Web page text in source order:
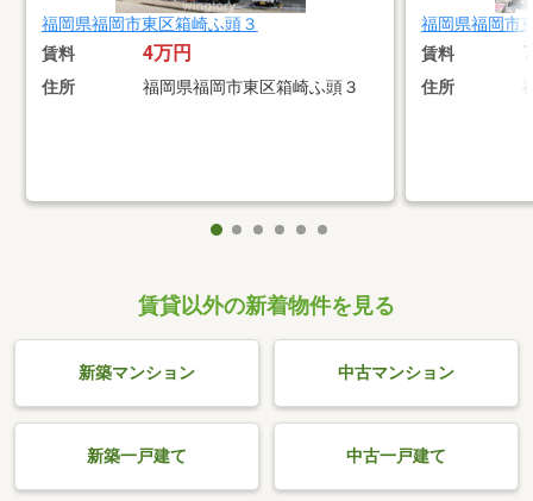
福岡県福岡市東区箱崎ふ頭３
賃料 4万円
住所 福岡県福岡市東区箱崎ふ頭３
福岡県福岡市
賃料
住所
賃貸以外の新着物件を見る
新築マンション 中古マンション
新築一戸建て 中古一戸建て